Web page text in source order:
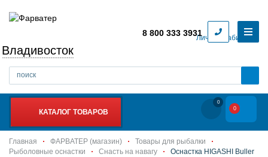
Личный кабинет
Владивосток
8 800 333 3931
КАТАЛОГ ТОВАРОВ
0
0
Главная ФАРВАТЕР (магазин)
Товары для рыбалки
Рыболовные оснастки
Снасть на навагу
Оснастка HIGASHI Buller